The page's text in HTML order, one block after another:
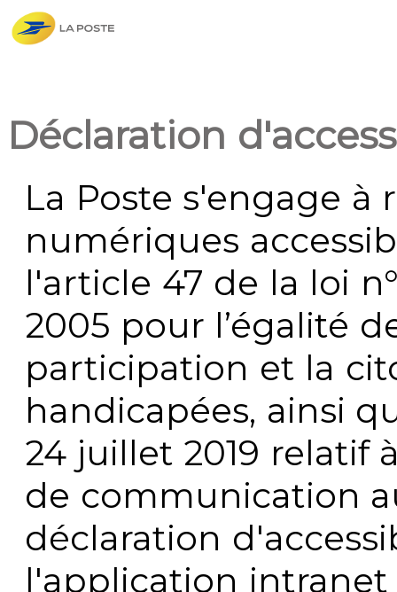
Déclaration
La Poste s'engage à
numériques
l'article 47 de la loi
2005 pour l’égalité
participation et la
handicapées, ainsi
24 juillet 2019 relatif
de communication
déclaration
l'application